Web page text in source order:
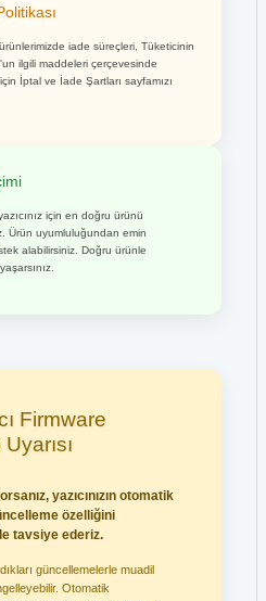
iade süreçleri, Tüketicinin
ilgili maddeleri çerçevesinde
İptal ve İade Şartları sayfamızı
için en doğru ürünü
Ürün uyumluluğundan emin
alabilirsiniz. Doğru ürünle
Firmware
yazıcınızın otomatik
özelliğini
tavsiye ederiz.
güncellemelerle muadil
Otomatik